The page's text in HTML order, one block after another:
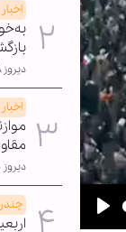
دیروز ۱۷:۲۸
دیروز ۱۶:۳۰